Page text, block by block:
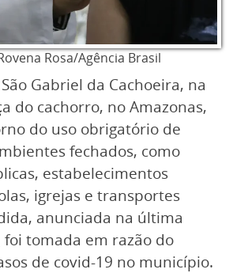
Rosa/Agência Brasil
Gabriel da Cachoeira, na
do cachorro, no Amazonas,
do uso obrigatório de
fechados, como
estabelecimentos
igrejas e transportes
anunciada na última
foi tomada em razão do
de covid-19 no município.